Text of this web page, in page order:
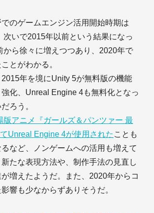
でのゲームエンジン活用開始時期は
次いで2015年以前という結果になっ
から徐々に増えつつあり、2020年で
とがわかる。
年を境にUnity 5が無料版の機能
化、Unreal Engine 4も無料化となっ
ろう。
版アニメ『ガールズ＆パンツァー 最
Unreal Engine 4が使用された ことも
など、ノンゲームへの活用も増えて
たな表現方法や、制作手法の見直し
増えたようだ。また、2020年からコ
響も少なからずありそうだ。